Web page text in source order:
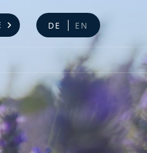
DE EN